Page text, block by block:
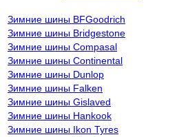
Зимние шины BFGoodrich
Зимние шины Bridgestone
Зимние шины Compasal
Зимние шины Continental
Зимние шины Dunlop
Зимние шины Falken
Зимние шины Gislaved
Зимние шины Hankook
Зимние шины Ikon Tyres